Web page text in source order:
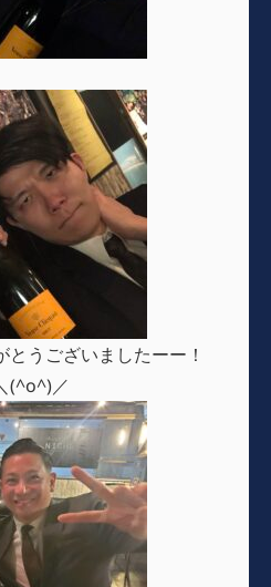
うございましたーー！
(^o^)／